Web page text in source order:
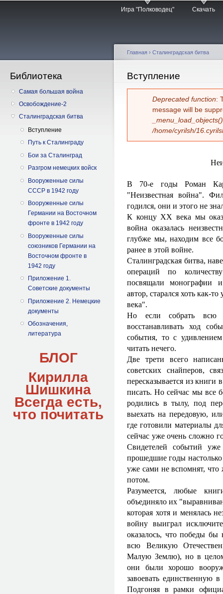
Игра "Полководец" Скачать
Библиотека
Самая большая война
Освобождение-2
Сталинградская битва
Вступление
Путь к Сталинграду
Бои за Сталинград
Разгром немецких войск
Вооруженные силы
СССР в 1942 году
Вооруженные силы
Германии на Восточном
фронте в 1942 году
Вооруженные силы
союзников Германии на
Восточном фронте в
1942 году
Приложение 1.
Советские документы
Приложение 2. Немецкие
документы
Обозначения,
литература
БЛОГ
Кирилла
Шишкина
Всегда есть,
что почитать
Вы здесь
Главная › Сталинградская битва
Вступление
Сообщение об
Deprecated function:
message will be
_menu_load_objects()
/home/cyrilsh/
В 70-е годы Роман
"Неизвестная война".
годился, они и этого не
К концу ХХ века мы
война оказалась
глубже мы, находим все
ранее в этой войне.
Сталинградская битва,
операций по
посвящали монографии
автор, старался хоть как-
века".
Но если собрать всю
восстанавливать ход
события, то с
читать нечего.
Две трети всего
советских снайперов,
пересказывается из
писать. Но сейчас мы все
родились в тылу, под
выехать на передовую,
где готовили материалы
сейчас уже очень сложно
Свидетелей событий
прошедшие годы
уже сами не вспомнят, что
потом.
Разумеется, любые
объединяло их
которая хотя и менялась
войну выиграл
оказалось, что победы
всю Великую
Малую Землю), но в
они были хорошо
завоевать единственную
Подгоняя в рамки